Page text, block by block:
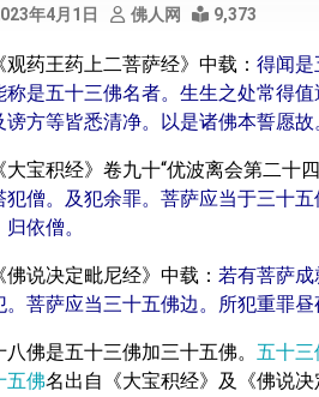
年4月1日 佛人网 9,373
观药王药上二菩萨经》中载： 得闻是
称是五十三佛名者。生生之处常得
谤方等皆悉清净。以是诸佛本誓愿故
大宝积经》卷九十“优波离会第二十四
犯僧。及犯余罪。菩萨应当于三十
依僧。
佛说决定毗尼经》中载： 若有菩萨
。菩萨应当三十五佛边。所犯重罪
八佛是五十三佛加三十五佛。 五十三
五佛名出自《大宝积经》及《佛说